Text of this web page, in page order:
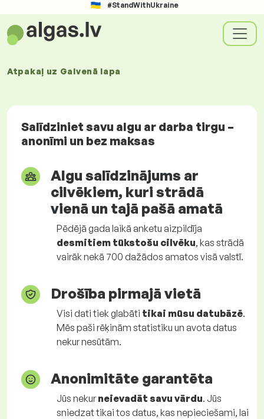
#StandWithUkraine
Atpakaļ uz Galvenā lapa
Salīdziniet savu algu ar darba tirgu –
anonīmi un bez maksas
Algu salīdzinājums ar
cilvēkiem, kuri strādā
vienā un tajā pašā amatā
Pēdējā gada laikā anketu aizpildīja
desmitiem tūkstošu cilvēku, kas strādā
vairāk nekā 700 dažādos amatos visā valstī.
Drošība pirmajā vietā
Visi dati tiek glabāti tikai mūsu datubāzē.
Mēs paši rēķinām statistiku un avota datus
nekur nesūtām.
Anonimitāte garantēta
Jūs nekur neievadāt savu vārdu. Jūs
sniedzat tikai tos datus, kas nepieciešami, lai